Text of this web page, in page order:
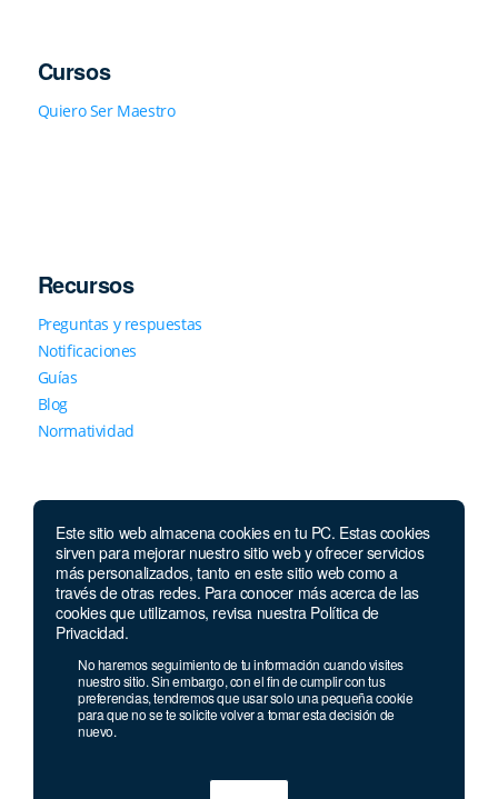
Este sitio web almacena cookies en tu PC. Estas cookies
sirven para mejorar nuestro sitio web y ofrecer servicios
más personalizados, tanto en este sitio web como a
través de otras redes. Para conocer más acerca de las
cookies que utilizamos, revisa nuestra Política de
Privacidad.
No haremos seguimiento de tu información cuando visites
nuestro sitio. Sin embargo, con el fin de cumplir con tus
preferencias, tendremos que usar solo una pequeña cookie
para que no se te solicite volver a tomar esta decisión de
nuevo.
Cursos
Quiero Ser Maestro
Recursos
Preguntas y respuestas
Notificaciones
Guías
Blog
Normatividad
Contáctanos
Lunes a jueves de 7 a.m.
a 5:30 p.m. Viernes de
7 a.m. a 5 p.m. Sábados de 8 a.m. a 2 p.m.
Whatsapp:+593 985 202 129